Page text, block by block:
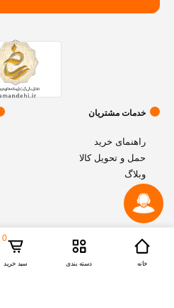
خدمات مشتریان
راهنمای خرید
حمل و تحویل کالا
وبلاگ
خانه دسته بندی
0
سبد خرید